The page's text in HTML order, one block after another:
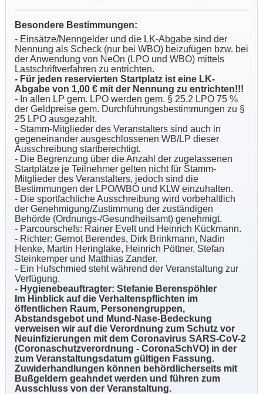
Besondere Bestimmungen:
- Einsätze/Nenngelder und die LK-Abgabe sind der
Nennung als Scheck (nur bei WBO) beizufügen bzw. bei
der Anwendung von NeOn (LPO und WBO) mittels
Lastschriftverfahren zu entrichten.
- Für jeden reservierten Startplatz ist eine LK-
Abgabe von 1,00 € mit der Nennung zu entrichten!!!
- In allen LP gem. LPO werden gem. § 25.2 LPO 75 %
der Geldpreise gem. Durchführungsbestimmungen zu §
25 LPO ausgezahlt.
- Stamm-Mitglieder des Veranstalters sind auch in
gegeneinander ausgeschlossenen WB/LP dieser
Ausschreibung startberechtigt.
- Die Begrenzung über die Anzahl der zugelassenen
Startplätze je Teilnehmer gelten nicht für Stamm-
Mitglieder des Veranstalters, jedoch sind die
Bestimmungen der LPO/WBO und KLW einzuhalten.
- Die sportfachliche Ausschreibung wird vorbehaltlich
der Genehmigung/Zustimmung der zuständigen
Behörde (Ordnungs-/Gesundheitsamt) genehmigt.
- Parcourschefs: Rainer Evelt und Heinrich Kückmann.
- Richter: Gernot Berendes, Dirk Brinkmann, Nadin
Henke, Martin Heringlake, Heinrich Pöttner, Stefan
Steinkemper und Matthias Zander.
- Ein Hufschmied steht während der Veranstaltung zur
Verfügung.
- Hygienebeauftragter: Stefanie Berenspöhler
Im Hinblick auf die Verhaltenspflichten im
öffentlichen Raum, Personengruppen,
Abstandsgebot und Mund-Nase-Bedeckung
verweisen wir auf die Verordnung zum Schutz vor
Neuinfizierungen mit dem Coronavirus SARS-CoV-2
(Coronaschutzverordnung - CoronaSchVO) in der
zum Veranstaltungsdatum gültigen Fassung.
Zuwiderhandlungen können behördlicherseits mit
Bußgeldern geahndet werden und führen zum
Ausschluss von der Veranstaltung.